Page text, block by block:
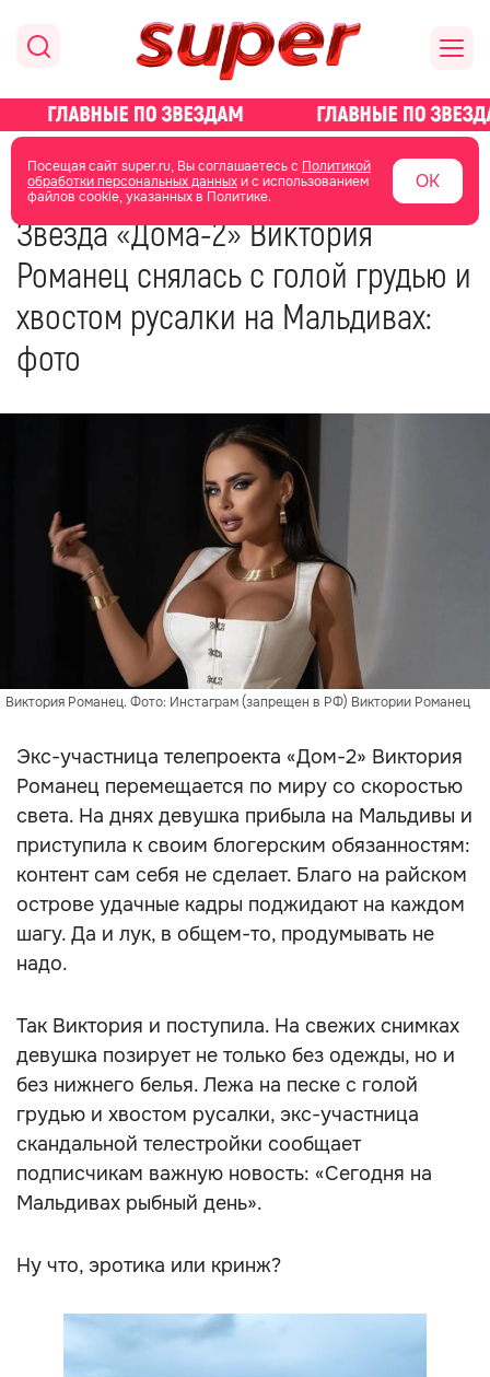
Посещая сайт super.ru, Вы соглашаетесь с Политикой
обработки персональных данныхи с использованием
файлов cookie, указанных в Политике.
ОК
главная новости о звездах
04 октября 2023 15:11
Звезда «Дома-2» Виктория
Романец снялась с голой грудью и
хвостом русалки на Мальдивах:
фото
Виктория Романец. Фото: Инстаграм (запрещен в РФ) Виктории Романец
Экс-участница телепроекта «Дом-2» Виктория
Романец перемещается по миру со скоростью
света. На днях девушка прибыла на Мальдивы и
приступила к своим блогерским обязанностям:
контент сам себя не сделает. Благо на райском
острове удачные кадры поджидают на каждом
шагу. Да и лук, в общем-то, продумывать не
надо.
Так Виктория и поступила. На свежих снимках
девушка позирует не только без одежды, но и
без нижнего белья. Лежа на песке с голой
грудью и хвостом русалки, экс-участница
скандальной телестройки сообщает
подписчикам важную новость: «Сегодня на
Мальдивах рыбный день».
Ну что, эротика или кринж?